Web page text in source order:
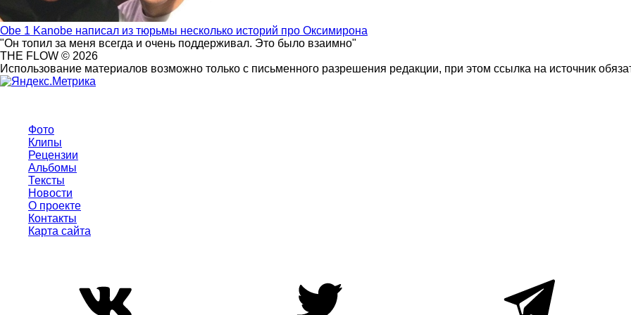
Obe 1 Kanobe написал из тюрьмы несколько историй про Оксимирона
"Он топил за меня всегда и очень поддерживал. Это было взаимно"
THE FLOW © 2026
Использование материалов возможно только с письменного разрешения редакции, при этом ссылка на источник
Фото
Клипы
Рецензии
Альбомы
Тексты
Новости
О проекте
Контакты
Карта сайта